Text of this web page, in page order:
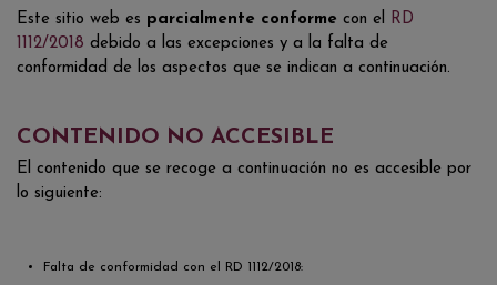
Este sitio web es parcialmente conforme con el
RD
1112/2018 debido a las excepciones y a la falta de
conformidad de los aspectos que se indican a continuación.
CONTENIDO NO ACCESIBLE
El contenido que se recoge a continuación no es accesible por
lo siguiente:
Falta de conformidad con el RD 1112/2018: